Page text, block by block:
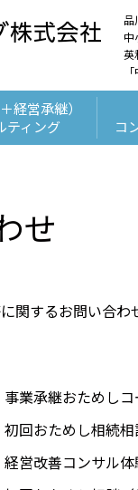
品
中
英
経営承継）
ティング
コ
せ
関するお問い合
事業承継おためし
初回おためし相続
経営改善コンサル